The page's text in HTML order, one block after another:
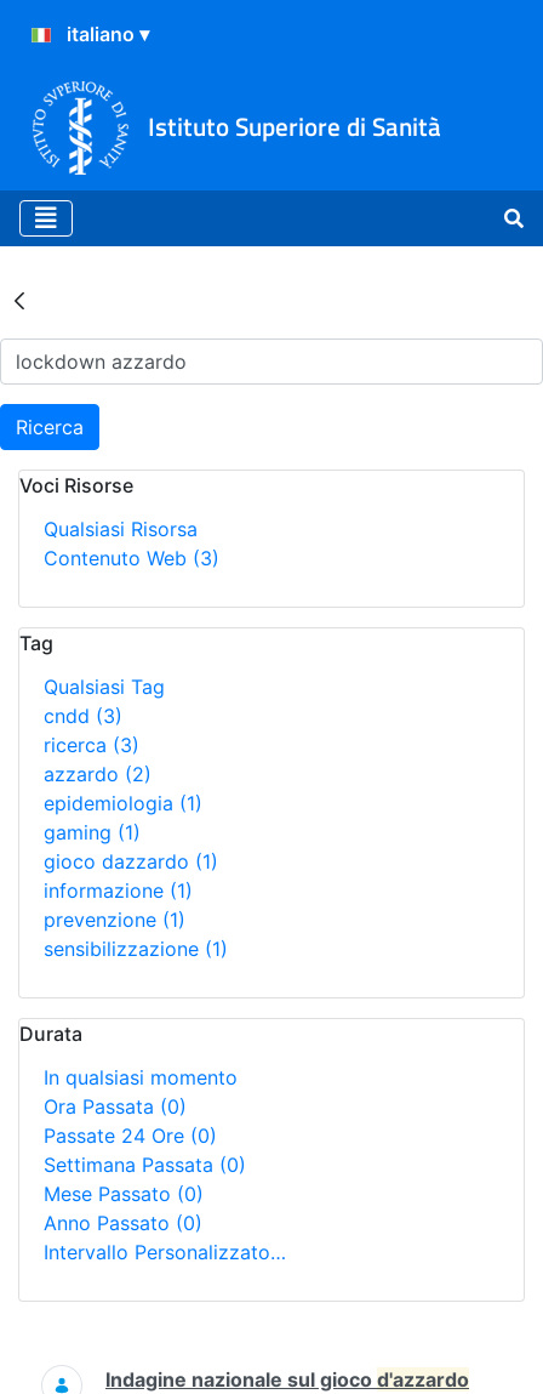
Istituto Superiore di Sanità
Risultati della Ricerca -
Ricerca
Voci Risorse
Qualsiasi Risorsa
Contenuto Web (3)
Tag
Qualsiasi Tag
cndd (3)
ricerca (3)
azzardo (2)
epidemiologia (1)
gaming (1)
gioco dazzardo (1)
informazione (1)
prevenzione (1)
sensibilizzazione (1)
Durata
In qualsiasi momento
Ora Passata (0)
Passate 24 Ore (0)
Settimana Passata (0)
Mese Passato (0)
Anno Passato (0)
Intervallo Personalizzato…
Ricerca
Indagine nazionale sul gioco d'azzardo